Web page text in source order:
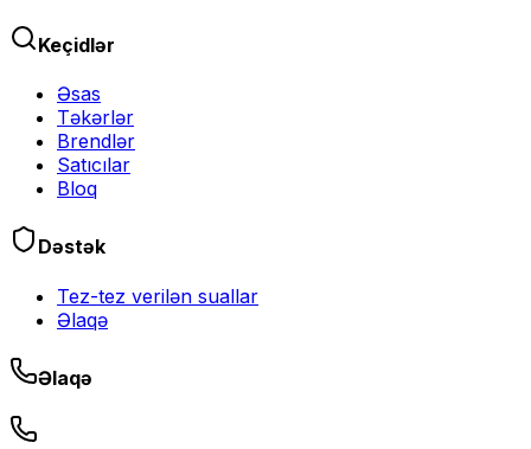
Keçidlər
Əsas
Təkərlər
Brendlər
Satıcılar
Bloq
Dəstək
Tez-tez verilən suallar
Əlaqə
Əlaqə